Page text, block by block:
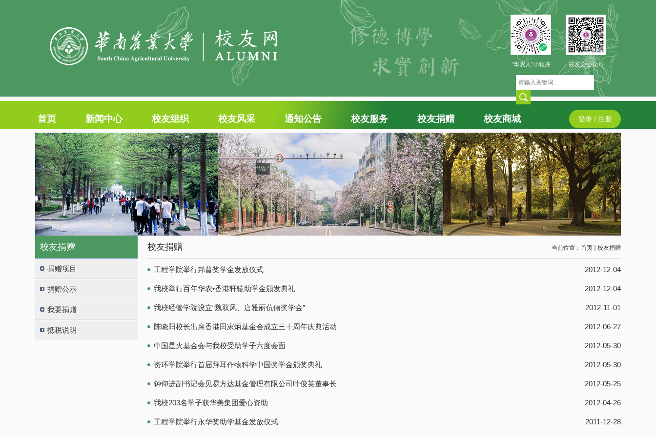
"华农人"小程序 校友会公众号
首页 新闻中心 校友组织 校友风采 通知公告 校友服务 校友捐赠 校友商城 登录 / 注册
校友捐赠
捐赠项目
捐赠公示
我要捐赠
抵税说明
校友捐赠 当前位置： 首页 校友捐赠
工程学院举行邦普奖学金发放仪式 2012-12-04
我校举行百年华农•香港轩辕助学金颁发典礼 2012-12-04
我校经管学院设立“魏双凤、唐雅丽伉俪奖学金” 2012-11-01
陈晓阳校长出席香港田家炳基金会成立三十周年庆典活动 2012-06-27
中国星火基金会与我校受助学子六度会面 2012-05-30
资环学院举行首届拜耳作物科学中国奖学金颁奖典礼 2012-05-30
钟仰进副书记会见易方达基金管理有限公司叶俊英董事长 2012-05-25
我校203名学子获华美集团爱心资助 2012-04-26
工程学院举行永华奖助学基金发放仪式 2011-12-28